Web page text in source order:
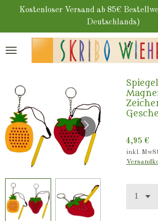
Zum
springen
Kostenloser Versand ab 85€
Deutschlands)
4,95 €
inkl.